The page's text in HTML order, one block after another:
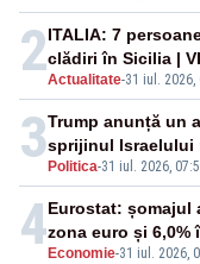
2Actualitate-31 iul. 2026,
ITALIA: 7
clădiri în Sicilia |
3 Politica-31 iul. 2026,
Trump anunță un
sprijinul Israelului
4 Economie-31 iul. 2026,
Eurostat: șomajul
zona euro și 6,0%